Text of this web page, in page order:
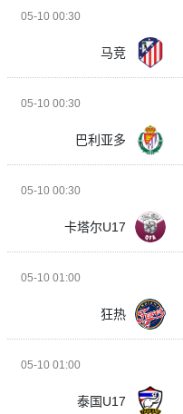
05-10 00:30
马竞
05-10 00:30
巴利亚多
05-10 00:30
卡塔尔U17
05-10 01:00
狂热
05-10 01:00
泰国U17